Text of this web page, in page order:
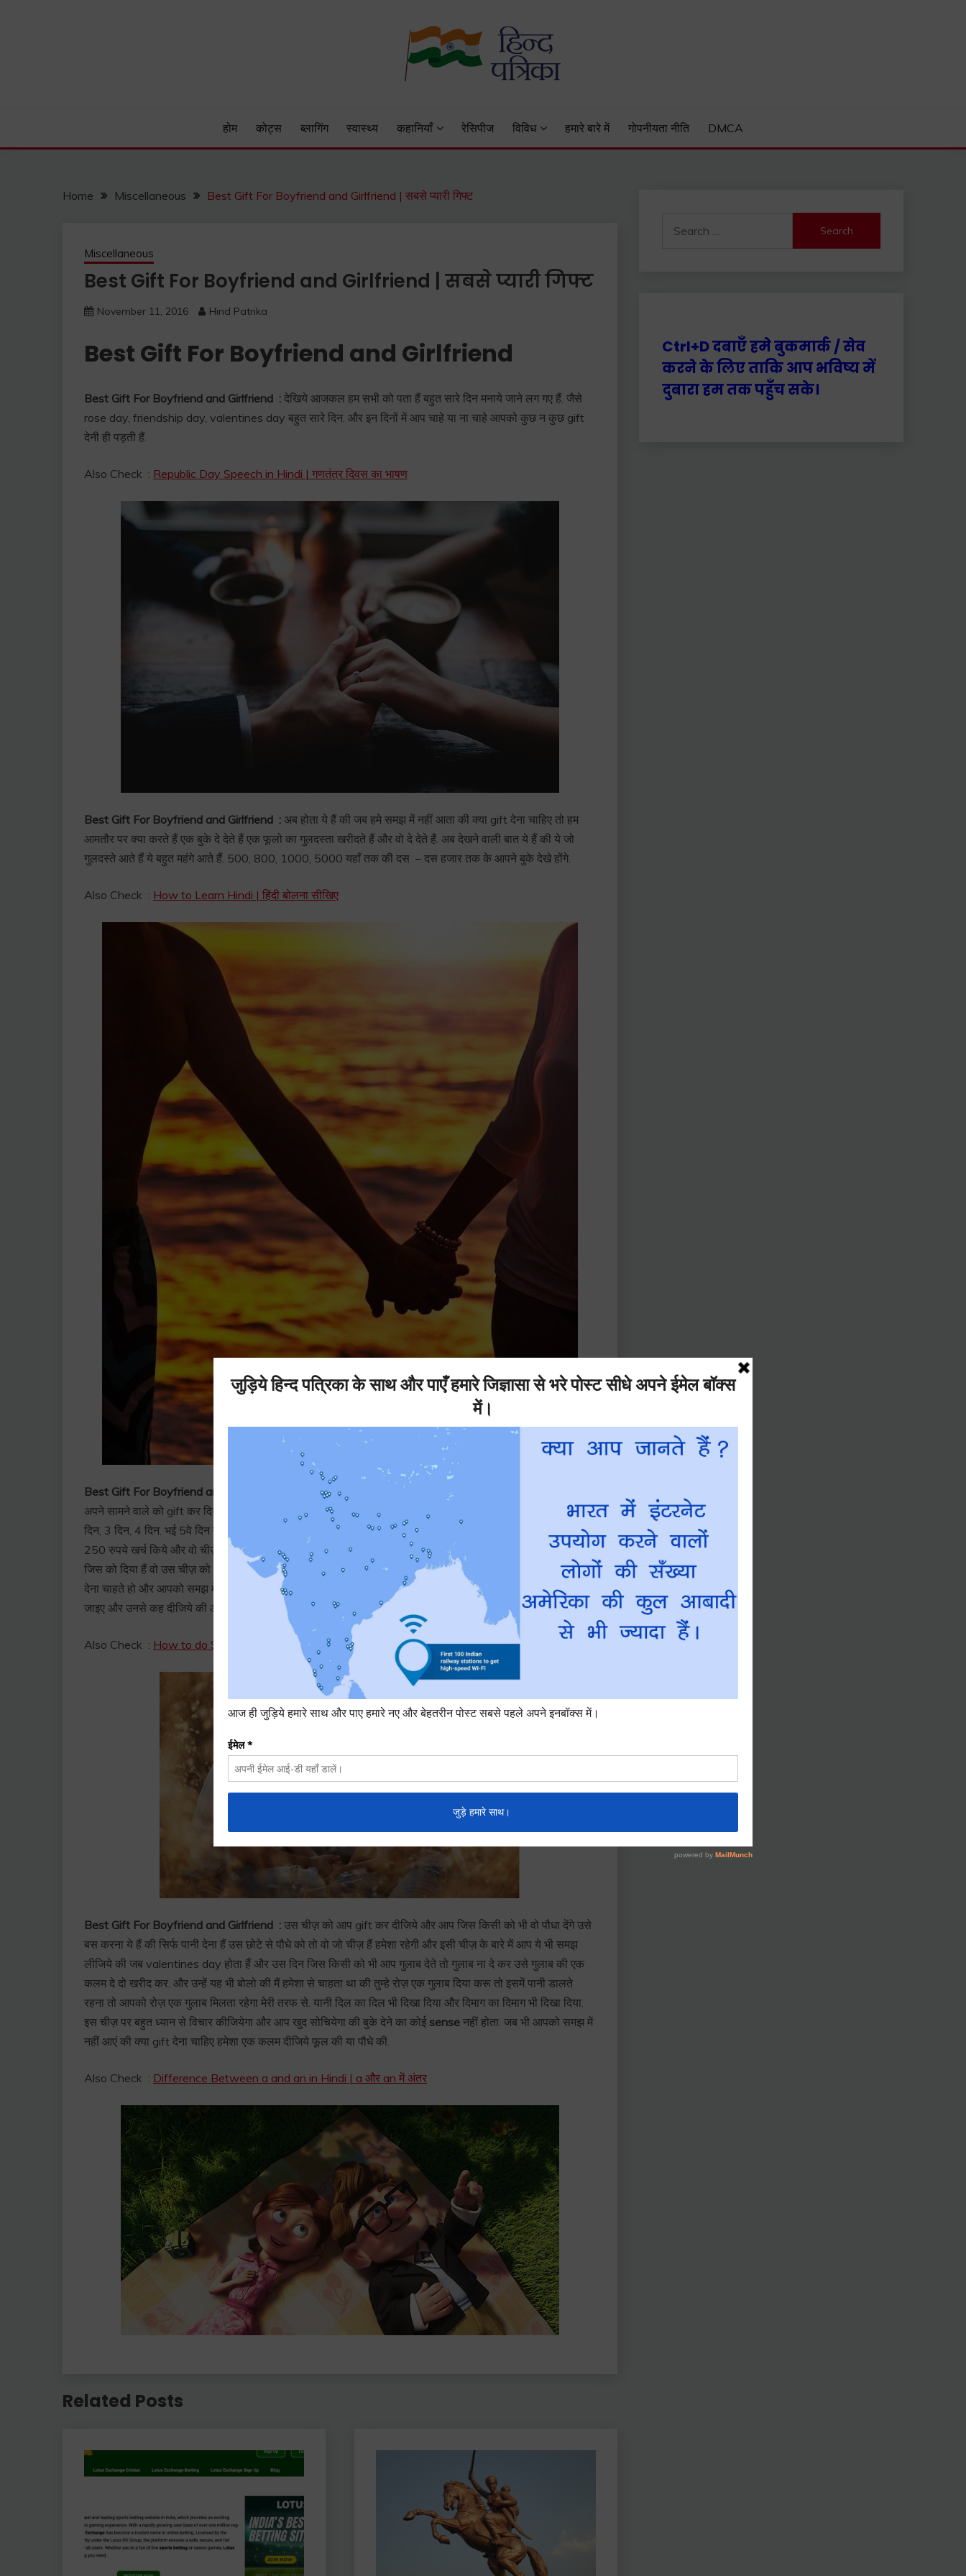
होम कोट्स ब्लागिंग स्वास्थ्य कहानियाँ रेसिपीज विविध हमारे बारे में गोपनीयता नीति DMCA
Home Miscellaneous Best Gift For Boyfriend and Girlfriend | सबसे प्यारी गिफ्ट
Miscellaneous
Best Gift For Boyfriend and Girlfriend | सबसे प्यारी गिफ्ट
November 11, 2016 Hind Patrika
Best Gift For Boyfriend and Girlfriend
Best Gift For Boyfriend and Girlfriend : देखिये आजकल हम सभी को पता हैं बहुत सारे दिन मनाये जाने लग गए हैं. जैसे
rose day, friendship day, valentines day बहुत सारे दिन. और इन दिनों में आप चाहे या ना चाहे आपको कुछ न कुछ gift
देनी ही पड़ती हैं.
Also Check : Republic Day Speech in Hindi | गणतंत्र दिवस का भाषण
Best Gift For Boyfriend and Girlfriend : अब होता ये हैं की जब हमे समझ में नहीं आता की क्या gift देना चाहिए तो हम
आमतौर पर क्या करते हैं एक बुके दे देते हैं एक फूलो का गुलदस्ता खरीदते हैं और वो दे देते हैं. अब देखने वाली बात ये हैं की ये जो
गुलदस्ते आते हैं ये बहुत महंगे आते हैं. 500, 800, 1000, 5000 यहाँ तक की दस – दस हजार तक के आपने बुके देखे होंगे.
Also Check : How to Learn Hindi | हिंदी बोलना सीखिए
Best Gift For Boyfriend and Girlfriend :
पर थोडा सा मान कर देखिये की आपने 250 रुपये का एक गुलदस्ता खरीदा और
अपने सामने वाले को gift कर दिया तो थोडा दिमाग पर जोर लगाईये और सोचिये की सामने वाले के पास कब तक वो बुके रहेगा. 2
दिन, 3 दिन, 4 दिन. भई 5वे दिन में तो उसके फुल सड़ने लग जाएंगे और चाहे कुछ भी हो जाए उन्हें उसे फेकना ही पड़ेगा. यानी आपने
250 रुपये खर्च किये और वो चीज़ अधिकतम 5 दिन तक चल सकती हैं और फिर उसको फेकना ही पड़ेगा. 5 दिन के बाद आपने
जिस को दिया हैं वो उस चीज़ को फेक देगा. यानी उस चीज़ का कोई utilisation नहीं हुआ. तो भई आप जब भी किसी को कोई gift
देना चाहते हो और आपको समझ में नहीं आ रहा हैं की क्या दे. तो आप उन्हें एक कलम दे सकते हैं, पौधे की कलम. आप nursery
जाइए और उनसे कह दीजिये की आपको कोई एक छोटा सा पौधा दे दें और वो इंसान आपको मिटटी के अंदर लगा हुआ पौधा दे देगा.
Also Check : How to do Study in Hindi | पढाई कैसे की जाए
Best Gift For Boyfriend and Girlfriend : उस चीज़ को आप gift कर दीजिये और आप जिस किसी को भी वो पौधा देंगे उसे
बस करना ये हैं की सिर्फ पानी देना हैं उस छोटे से पौधे को तो वो जो चीज़ हैं हमेशा रहेगी और इसी चीज़ के बारे में आप ये भी समझ
लीजिये की जब valentines day होता हैं और उस दिन जिस किसी को भी आप गुलाब देते तो गुलाब ना दे कर उसे गुलाब की एक
कलम दे दो खरीद कर. और उन्हें यह भी बोलो की मैं हमेशा से चाहता था की तुम्हे रोज़ एक गुलाब दिया करू तो इसमें पानी डालते
रहना तो आपको रोज़ एक गुलाब मिलता रहेगा मेरी तरफ से. यानी दिल का दिल भी दिखा दिया और दिमाग का दिमाग भी दिखा दिया.
इस चीज़ पर बहुत ध्यान से विचार कीजियेगा और आप खुद सोचियेगा की बुके देने का कोईsense नहीं होता. जब भी आपको समझ में
नहीं आएं की क्या gift देना चाहिए हमेशा एक कलम दीजिये फूल की या पौधे की.
Also Check : Difference Between a and an in Hindi | a और an में अंतर
Related Posts
for:
Ctrl+D दबाएँ हमे बुकमार्क / सेव
करने के लिए ताकि आप भविष्य में
दुबारा हम तक पहुँच सके।